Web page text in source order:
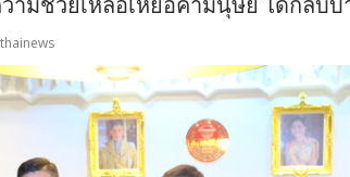
ามช่วยเหลือเหยื่อค้ามนุษย์ ได้กลับบ้